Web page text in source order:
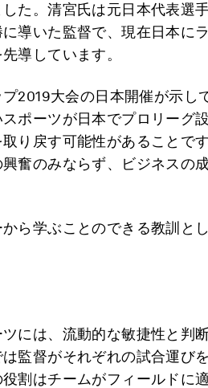
た。清宮氏は元日本代表選
導いた監督で、現在日本に
導しています。
2019大会の日本開催が示し
ポーツが日本でプロリーグ
り戻す可能性があることで
奮のみならず、ビジネスの
ら学ぶことのできる教訓と
には、流動的な敏捷性と判
監督がそれぞれの試合運び
割はチームがフィールドに